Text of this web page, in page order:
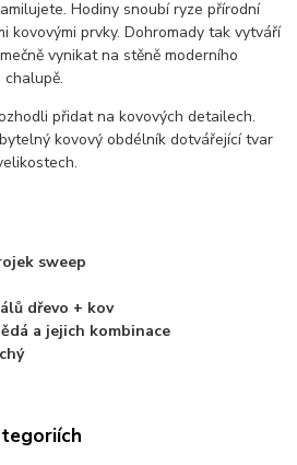
Hodiny snoubí ryze přírodní
kovovými prvky. Dohromady tak vytváří
vynikat na stěně moderního
přidat na kovových detailech.
kovový obdélník dotvářející tvar
sweep
dřevo + kov
a jejich kombinace